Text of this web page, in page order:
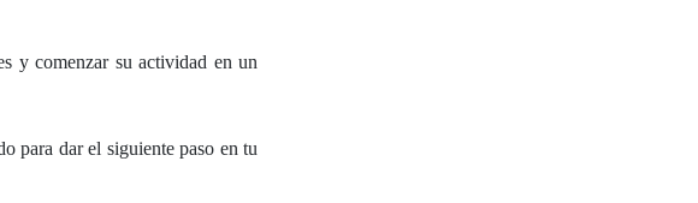
y comenzar su actividad en un
para dar el siguiente paso en tu